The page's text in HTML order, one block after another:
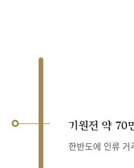
기원전 약 70
한반도에 인류